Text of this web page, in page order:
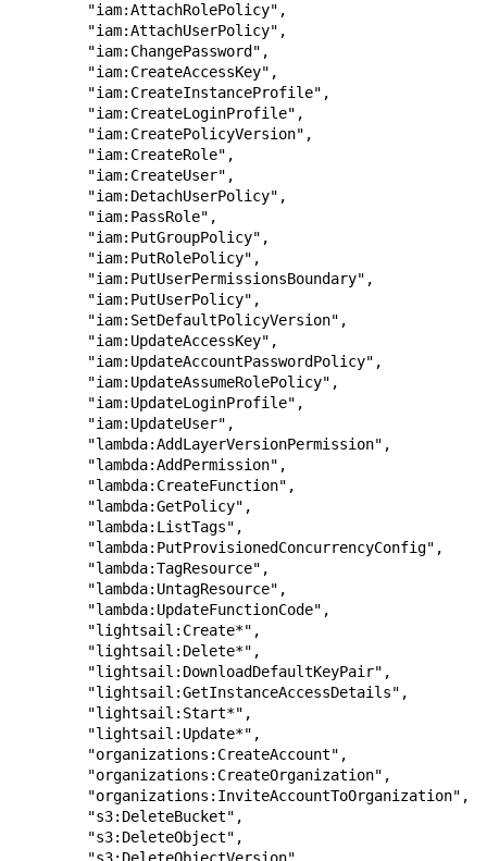
        "iam:AttachRolePolicy",
        "iam:AttachUserPolicy",
        "iam:ChangePassword",
        "iam:CreateAccessKey",
        "iam:CreateInstanceProfile",
        "iam:CreateLoginProfile",
        "iam:CreatePolicyVersion",
        "iam:CreateRole",
        "iam:CreateUser",
        "iam:DetachUserPolicy",
        "iam:PassRole",
        "iam:PutGroupPolicy",
        "iam:PutRolePolicy",
        "iam:PutUserPermissionsBoundary",
        "iam:PutUserPolicy",
        "iam:SetDefaultPolicyVersion",
        "iam:UpdateAccessKey",
        "iam:UpdateAccountPasswordPolicy",
        "iam:UpdateAssumeRolePolicy",
        "iam:UpdateLoginProfile",
        "iam:UpdateUser",
        "lambda:AddLayerVersionPermission",
        "lambda:AddPermission",
        "lambda:CreateFunction",
        "lambda:GetPolicy",
        "lambda:ListTags",
        "lambda:PutProvisionedConcurrencyConfig",
        "lambda:TagResource",
        "lambda:UntagResource",
        "lambda:UpdateFunctionCode",
        "lightsail:Create*",
        "lightsail:Delete*",
        "lightsail:DownloadDefaultKeyPair",
        "lightsail:GetInstanceAccessDetails",
        "lightsail:Start*",
        "lightsail:Update*",
        "organizations:CreateAccount",
        "organizations:CreateOrganization",
        "organizations:InviteAccountToOrganization",
        "s3:DeleteBucket",
        "s3:DeleteObject",